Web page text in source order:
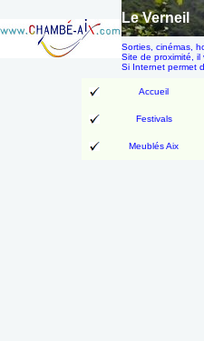
Le Verneil
Sorties, cinémas,
Site de proximité,
Si Internet permet
Accueil
Festivals
Meublés Aix